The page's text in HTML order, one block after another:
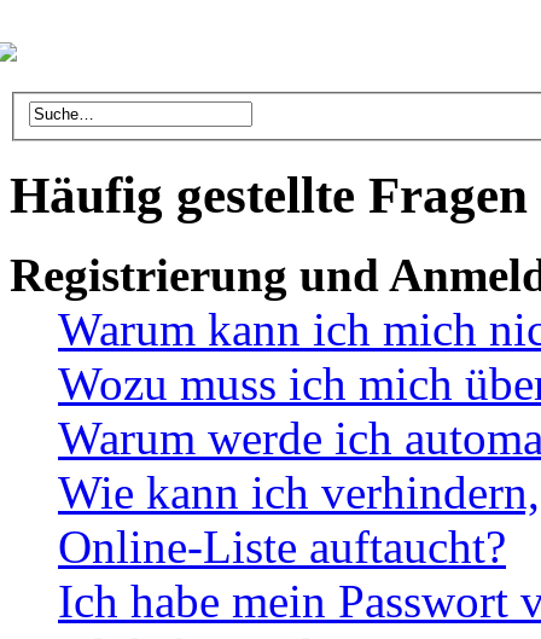
Häufig gestellte Fragen
Registrierung und
Warum kann ich mich
Wozu muss ich mich
Warum werde ich
Wie kann ich
Online-Liste auftaucht?
Ich habe mein Passwort